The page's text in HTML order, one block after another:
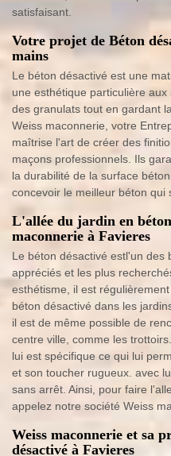
satisfaisant.
Votre projet de Béton
mains
Le béton désactivé est une
une esthétique particulière aux
des granulats tout en gardant
Weiss maconnerie, votre
maîtrise l'art de créer des
maçons professionnels. Ils
la durabilité de la surface
concevoir le meilleur béton qui
L'allée du jardin en
maconnerie à Favieres
Le béton désactivé estl'un des
appréciés et les plus
esthétisme, il est
béton désactivé dans les
il est de même possible de
centre ville, comme les
lui est spécifique ce qui lui
et son toucher rugueux. avec
sans arrêt. Ainsi, pour faire
appelez notre société Weiss
Weiss maconnerie et sa
désactivé à Favieres